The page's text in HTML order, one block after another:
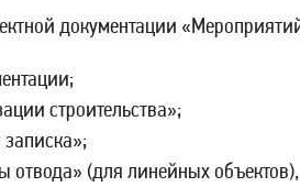
документации
строительства»;
отвода» (для линейных